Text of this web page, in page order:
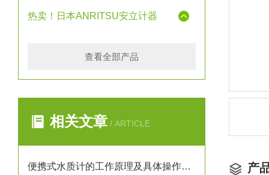
热卖！日本ANRITSU安立计器
查看全部产品
相关文章 / ARTICLE
便携式水质计的工作原理及具体操作步骤 产